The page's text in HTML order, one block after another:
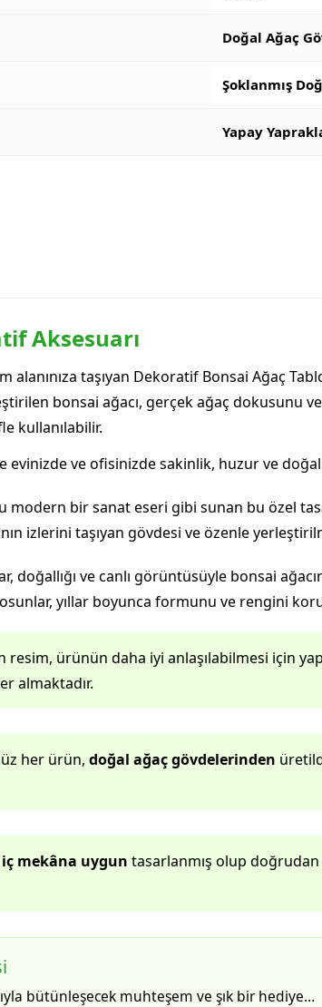
Doğal Ağaç
Şoklanmış
Yapay
Aksesuarı
alanınıza taşıyan Dekoratif Bonsai Ağaç
bonsai ağacı, gerçek ağaç dokusunu
kullanılabilir.
ve ofisinizde sakinlik, huzur ve
modern bir sanat eseri gibi sunan bu özel
izlerini taşıyan gövdesi ve özenle
doğallığı ve canlı görüntüsüyle bonsai
yıllar boyunca formunu ve rengini
ürünün daha iyi anlaşılabilmesi için
almaktadır.
her ürün, doğal ağaç gövdelerinden
iç mekâna uygun tasarlanmış olup doğrudan
bütünleşecek muhteşem ve şık bir hediye…